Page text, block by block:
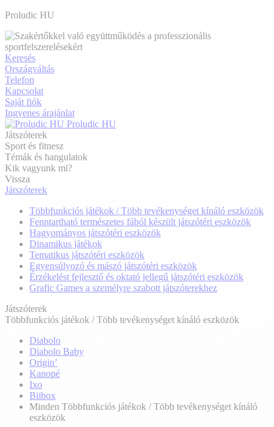
Proludic HU
Keresés
Országváltás
Telefon
Kapcsolat
Saját fiók
Ingyenes árajánlat
Proludic HU
Játszóterek
Sport és fitnesz
Témák és hangulatok
Kik vagyunk mi?
Vissza
Játszóterek
Többfunkciós játékok / Több tevékenységet kínáló eszközök
Fenntartható természetes fából készült játszótéri eszközök
Hagyományos játszótéri eszközök
Dinamikus játékok
Tematikus játszótéri eszközök
Egyensúlyozó és mászó játszótéri eszközök
Érzékelést fejlesztő és oktató jellegű játszótéri eszközök
Grafic Games a személyre szabott játszóterekhez
Játszóterek
Többfunkciós játékok / Több tevékenységet kínáló eszközök
Diabolo
Diabolo Baby
Origin’
Kanopé
Ixo
Biibox
Minden Többfunkciós játékok / Több tevékenységet kínáló
eszközök